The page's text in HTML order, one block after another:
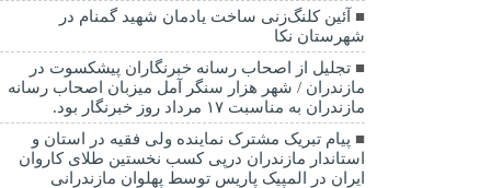
آئین کلنگ‌زنی ساخت یادمان شهید گمنام در
شهرستان نکا
تجلیل از اصحاب رسانه خبرنگاران پیشکسوت در
مازندران / شهر هزار سنگر آمل میزبان اصحاب رسانه
مازندران به مناسبت ۱۷ مرداد روز خبرنگار بود.
پیام تبریک مشترک نماینده ولی فقیه در استان و
استاندار مازندران درپی کسب نخستین طلای کاروان
ایران در المپیک پاریس توسط پهلوان مازندرانی